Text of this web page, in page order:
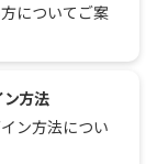
についてご案
方法
ン方法につい